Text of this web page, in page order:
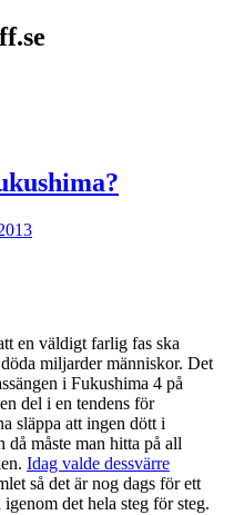
en väldigt farlig fas ska
miljarder människor. Det
i Fukushima 4 på
del i en tendens för
släppa att ingen dött i
måste man hitta på all
Idag valde dessvärre
så det är nog dags för ett
det hela steg för steg.